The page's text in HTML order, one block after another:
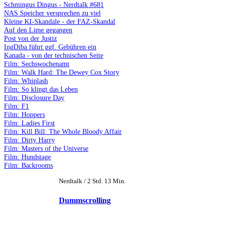
Schmingus Dingus - Nerdtalk #681
NAS Speicher versprechen zu viel
Kleine KI-Skandale - der FAZ-Skandal
Auf den Lime gegangen
Post von der Justiz
IngDiba führt ggf. Gebühren ein
Kanada - von der technischen Seite
Film: Sechswochenamt
Film: Walk Hard: The Dewey Cox Story
Film: Whiplash
Film: So klingt das Leben
Film: Disclosure Day
Film: F1
Film: Hoppers
Film: Ladies First
Film: Kill Bill: The Whole Bloody Affair
Film: Dirty Harry
Film: Masters of the Universe
Film: Hundstage
Film: Backrooms
Nerdtalk / 2 Std. 13 Min.
Dummscrolling